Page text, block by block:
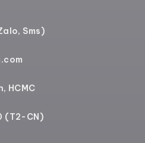
Sms)
HCMC
(T2-CN)